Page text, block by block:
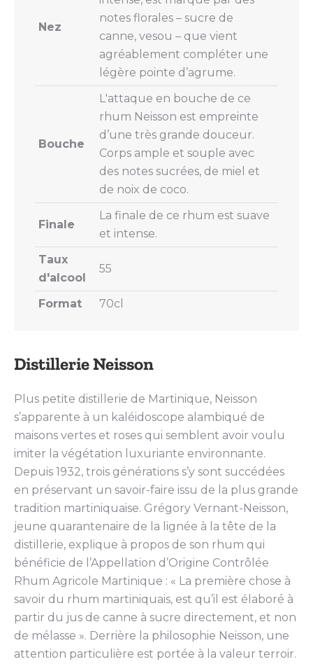
Distillerie Neisson
Plus petite distillerie de Martinique, Neisson
s’apparente à un kaléidoscope alambiqué de
maisons vertes et roses qui semblent avoir voulu
imiter la végétation luxuriante environnante.
Depuis 1932, trois générations s’y sont succédées
en préservant un savoir-faire issu de la plus grande
tradition martiniquaise. Grégory Vernant-Neisson,
jeune quarantenaire de la lignée à la tête de la
distillerie, explique à propos de son rhum qui
bénéficie de l’Appellation d’Origine Contrôlée
Rhum Agricole Martinique : « La première chose à
savoir du rhum martiniquais, est qu’il est élaboré à
partir du jus de canne à sucre directement, et non
de mélasse ». Derrière la philosophie Neisson, une
attention particulière est portée à la valeur terroir.
Nez
notes florales – sucre de
canne, vesou – que vient
agréablement compléter une
légère pointe d’agrume.
Bouche
L'attaque en bouche de ce
rhum Neisson est empreinte
d’une très grande douceur.
Corps ample et souple avec
des notes sucrées, de miel et
de noix de coco.
Finale
La finale de ce rhum est suave
et intense.
Taux
d'alcool
55
Format 70cl